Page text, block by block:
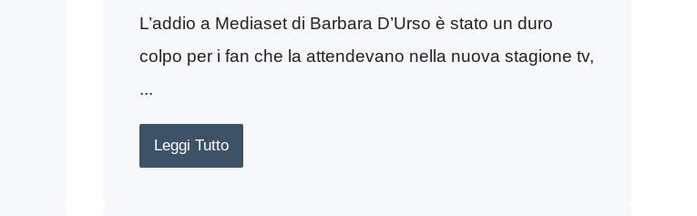
L’addio a Mediaset di Barbara D’Urso è stato un duro
colpo per i fan che la attendevano nella nuova stagione tv,
...
Leggi Tutto